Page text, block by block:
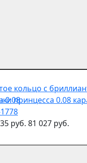
0.08
кольцо с
принцесса 0.08
руб. 81 027 руб.